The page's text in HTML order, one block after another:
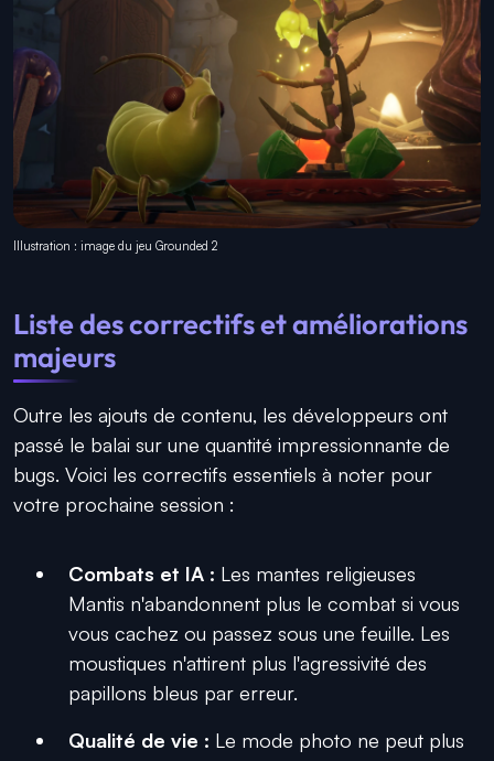
Illustration : image du jeu Grounded 2
Liste des correctifs et améliorations
majeurs
Outre les ajouts de contenu, les développeurs ont
passé le balai sur une quantité impressionnante de
bugs. Voici les correctifs essentiels à noter pour
votre prochaine session :
Combats et IA : Les mantes religieuses
Mantis n'abandonnent plus le combat si vous
vous cachez ou passez sous une feuille. Les
moustiques n'attirent plus l'agressivité des
papillons bleus par erreur.
Qualité de vie : Le mode photo ne peut plus